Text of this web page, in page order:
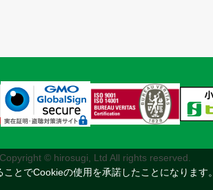
Copyright © hirosugi, Ltd All rights reserved.
とでCookieの使用を承諾したことになります。